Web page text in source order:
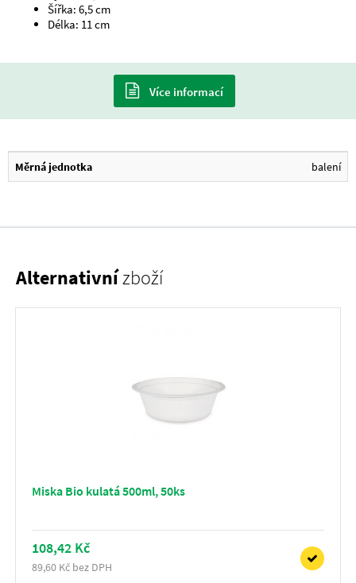
Šířka: 6,5 cm
Délka: 11 cm
Více informací
Měrná jednotka balení
Alternativnízboží
Miska Bio kulatá 500ml, 50ks
108,42 Kč
89,60 Kč bez DPH